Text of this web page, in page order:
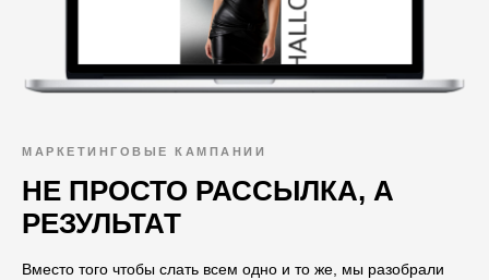
МАРКЕТИНГОВЫЕ КАМПАНИИ
НЕ ПРОСТО РАССЫЛКА, А
РЕЗУЛЬТАТ
Вместо того чтобы слать всем одно и то же, мы разобрали